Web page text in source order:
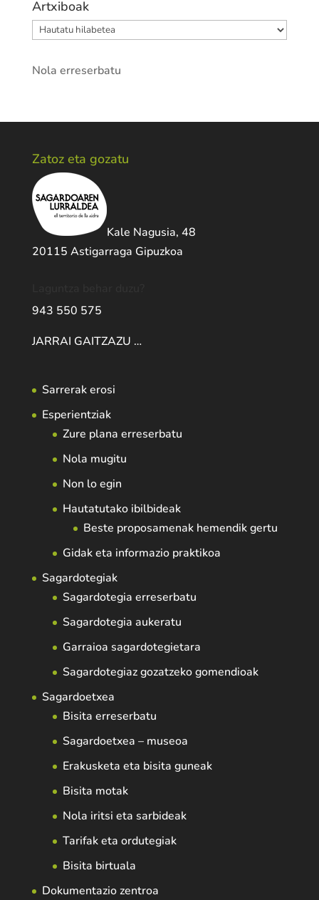
Artxiboak
Artxiboak
Nola erreserbatu
Zatoz eta gozatu
Kale Nagusia, 48
20115 Astigarraga Gipuzkoa
943 550 575
JARRAI GAITZAZU …
Sarrerak erosi
Esperientziak
Zure plana erreserbatu
Nola mugitu
Non lo egin
Hautatutako ibilbideak
Beste proposamenak hemendik gertu
Gidak eta informazio praktikoa
Sagardotegiak
Sagardotegia erreserbatu
Sagardotegia aukeratu
Garraioa sagardotegietara
Sagardotegiaz gozatzeko gomendioak
Sagardoetxea
Bisita erreserbatu
Sagardoetxea – museoa
Erakusketa eta bisita guneak
Bisita motak
Nola iritsi eta sarbideak
Tarifak eta ordutegiak
Bisita birtuala
Dokumentazio zentroa